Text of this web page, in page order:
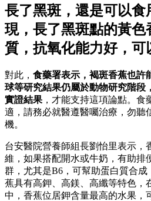
長了黑斑，還是可以食
現，長了黑斑點的黃色
質，抗氧化能力好，可
對此， 食藥署表示，褐斑香蕉也許
球等研究結果仍屬於動物研究階段
實證結果 ，才能支持這項論點。
適，請務必就醫遵醫囑治療，勿聽
機。
台安醫院營養師組長劉怡里表示，
維，如果搭配開水或牛奶，有助排
群，尤其是B6，可幫助蛋白質合
蕉具有高鉀、高鎂、高纖等特色，
中，香蕉位居鉀含量最高的水果，